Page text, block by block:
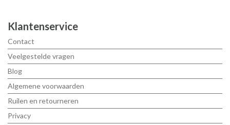
Klantenservice
Contact
Veelgestelde vragen
Blog
Algemene voorwaarden
Ruilen en retourneren
Privacy